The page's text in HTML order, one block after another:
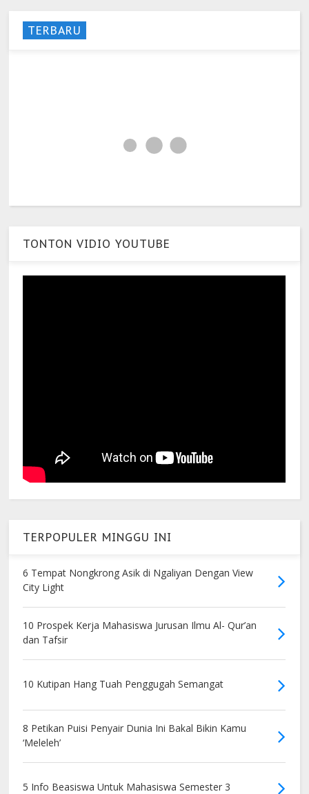
TERBARU
TONTON VIDIO YOUTUBE
TERPOPULER MINGGU INI
6 Tempat Nongkrong Asik di Ngaliyan Dengan View
City Light
10 Prospek Kerja Mahasiswa Jurusan Ilmu Al- Qur’an
dan Tafsir
10 Kutipan Hang Tuah Penggugah Semangat
8 Petikan Puisi Penyair Dunia Ini Bakal Bikin Kamu
‘Meleleh’
5 Info Beasiswa Untuk Mahasiswa Semester 3